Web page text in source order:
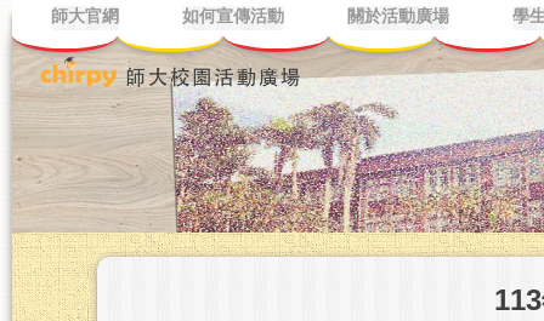
師大官網 如何宣傳活動 關於活動廣場 學